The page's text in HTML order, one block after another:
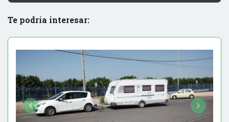
Te podría interesar: